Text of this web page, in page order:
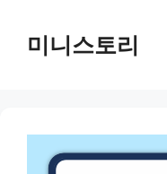
content미니스토리